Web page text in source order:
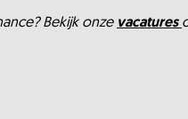
Bekijk onze vacatures